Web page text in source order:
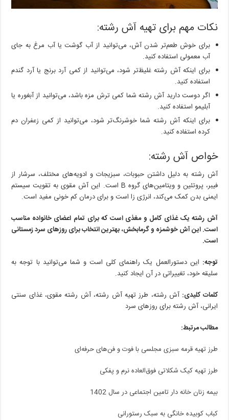
نکات مهم برای تهیه آش رشته:
برای خوش طعم‌تر شدن آش، می‌توانید از آب گوشت یا آب مرغ به جای
آب معمولی استفاده کنید.
برای اینکه آش رشته غلیظ‌تر شود، می‌توانید از کمی آرد برنج یا آرد گندم
استفاده کنید.
اگر دوست دارید آش رشته شما کمی ترش مزه باشد، می‌توانید از آبغوره یا
آبلیمو استفاده کنید.
برای اینکه آش رشته شما خوشرنگ‌تر شود، می‌توانید از کمی زعفران دم
کرده استفاده کنید.
خواص آش رشته:
آش رشته به دلیل داشتن حبوبات، سبزیجات و ادویه‌های مختلف، سرشار از
فیبر، پروتئین و ویتامین‌های گروه B است. این آش مقوی به تقویت سیستم
ایمنی بدن کمک می‌کند، انرژی زا است و برای درمان کم خونی مفید است.
آش رشته یک غذای کامل و مغذی است که برای تمام اعضای خانواده مناسب
است. این آش خوشمزه و گرمابخش، بهترین انتخاب برای روزهای سرد زمستانی
است.
توجه: این دستورالعمل یک راهنمای کلی است و شما می‌توانید با توجه به
سلیقه خود، تغییراتی در آن ایجاد کنید.
کلمات کلیدی: آش رشته، طرز تهیه آش رشته، آش رشته مقوی، غذای سنتی
ایرانی، آش رشته برای روزهای سرد
مطالب مرتبط:
طرز تهیه قرمه سبزی مجلسی با فوت و فن‌های حرفه‌ای
طرز تهیه کیک شکلاتی فوق‌العاده نرم و پفکی
بیمه زنان خانه دار تامین اجتماعی در سال 1402
کباب کوبیده خانگی به سبک رستورانی